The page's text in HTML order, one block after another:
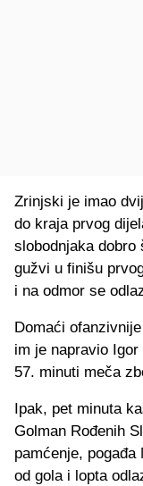
Zrinjski je imao
do kraja prvog
slobodnjaka dobro
gužvi u finišu
i na odmor se
Domaći
im je napravio
57. minuti meča
Ipak, pet minuta
Golman Rođenih
pamćenje,
od gola i lopta